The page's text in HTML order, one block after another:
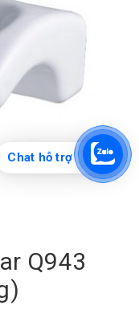
Q943
Chat hỗ trợ